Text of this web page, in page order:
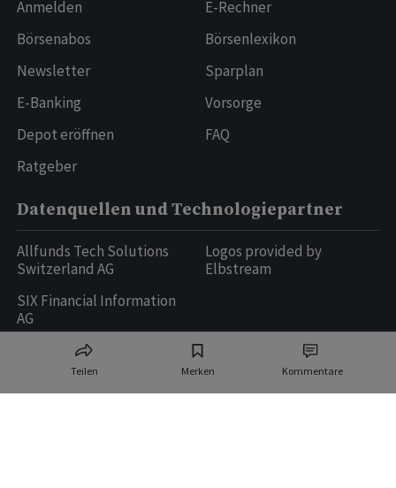
Teilen Merken Kommentare
Anmelden
Börsenabos
Newsletter
E-Banking
Depot eröffnen
Ratgeber
E-Rechner
Börsenlexikon
Sparplan
Vorsorge
FAQ
Datenquellen und Technologiepartner
Allfunds Tech Solutions
Switzerland AG
SIX Financial Information
AG
Logos provided by
Elbstream